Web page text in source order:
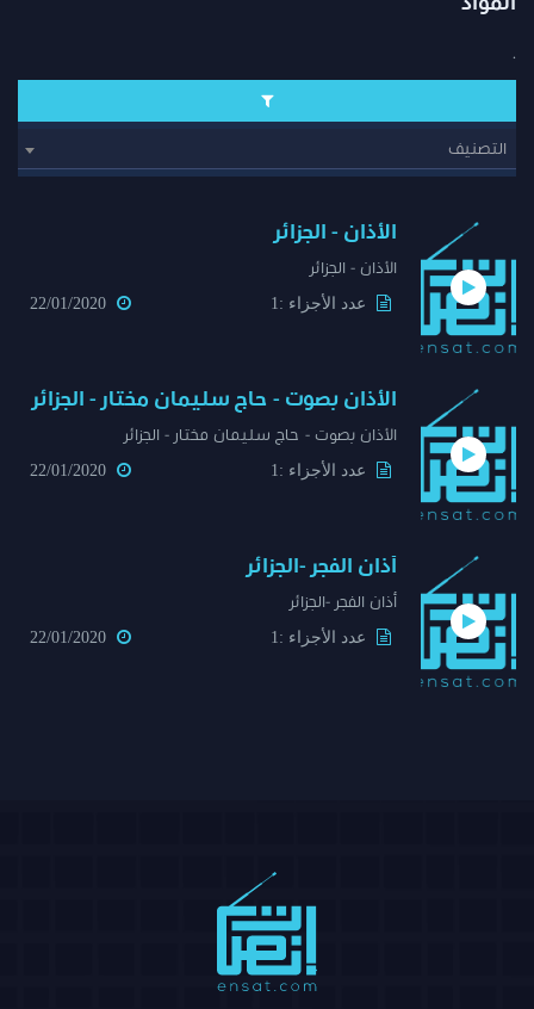
.
التصنيف
الأذان - الجزائر
الأذان - الجزائر
عدد الأجزاء :1
الأذان بصوت - حاج سليمان مختار - الجزائر
الأذان بصوت - حاج سليمان مختار - الجزائر
عدد الأجزاء :1
أذان الفجر -الجزائر
أذان الفجر -الجزائر
عدد الأجزاء :1